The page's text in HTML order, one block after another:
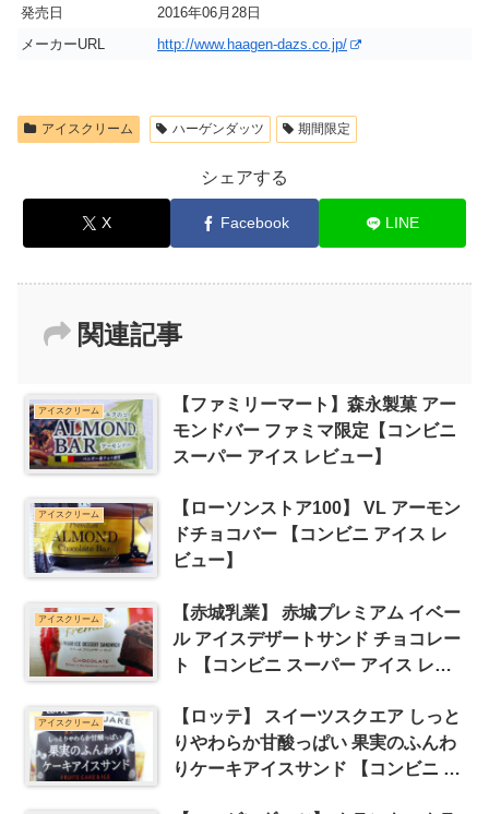
発売日
2016年06月28日
メーカーURL
http://www.haagen-dazs.co.jp/
アイスクリーム ハーゲンダッツ 期間限定
シェアする
X Facebook LINE
関連記事
アイスクリーム
【ファミリーマート】森永製菓 アー
モンドバー ファミマ限定【コンビニ
スーパー アイス レビュー】
アイスクリーム
【ローソンストア100】 VL アーモン
ドチョコバー 【コンビニ アイス レ
ビュー】
アイスクリーム
【赤城乳業】 赤城プレミアム イベー
ル アイスデザートサンド チョコレー
ト 【コンビニ スーパー アイス レビ
アイスクリーム
【ロッテ】 スイーツスクエア しっと
りやわらか甘酸っぱい 果実のふんわ
りケーキアイスサンド 【コンビニ ス